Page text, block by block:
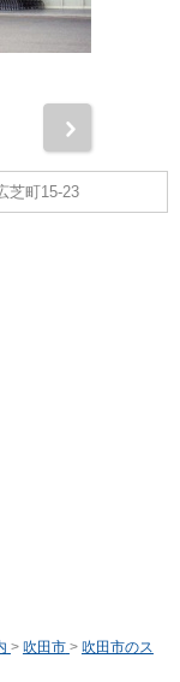
芝町15-23
> 吹田市 > 吹田市のス